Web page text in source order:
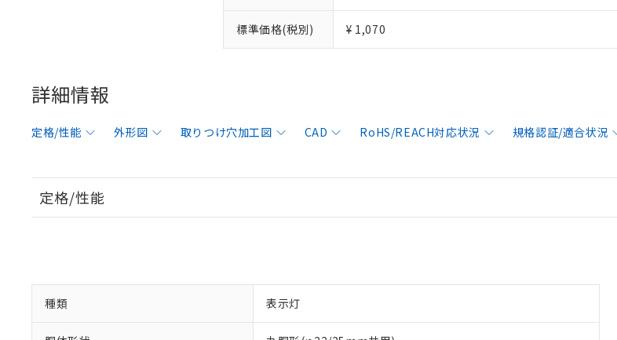
標準価格(税別) ¥ 1,070
詳細情報
定格/性能 外形図 取りつけ穴加工図 CAD RoHS/REACH対応状況 規格認証/適合状況
定格/性能
種類 表示灯